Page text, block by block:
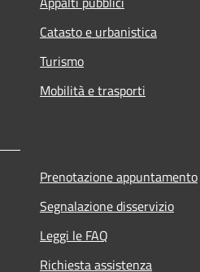
Catasto e urbanistica
Turismo
Mobilità e trasporti
Prenotazione appuntamento
Segnalazione disservizio
Leggi le FAQ
Richiesta assistenza